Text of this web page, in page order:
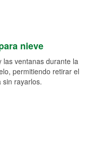
nieve
las ventanas durante la
permitiendo retirar el
sin rayarlos.